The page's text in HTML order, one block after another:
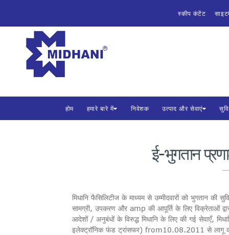
स्कीप कंटेंट
होम हमारे बारे में निवेशक उत्पाद और सेवाएं
सुविधाएं
विपणन
निविदाएँ
सीएसआर
मिधानि में कैरियर
ई-भुगतान
मिधानि फैसिलिटीज के माध्यम से उम्मीदवारों को भुगतान की
सामग्री, उपकरण और amp की आपूर्ति के लिए विक्रेताओं
आदेशों / अनुबंधों के विरुद्ध मिधानि के लिए की गई सेवाएँ,
इलेक्ट्रॉनिक फंड ट्रांसफर) from10.08.2011 से लागू